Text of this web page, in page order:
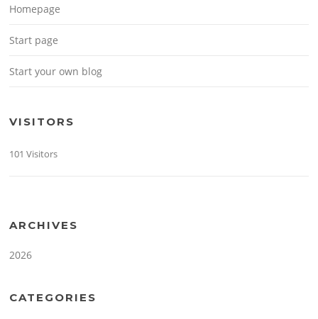
Homepage
Start page
Start your own blog
VISITORS
101 Visitors
ARCHIVES
2026
CATEGORIES